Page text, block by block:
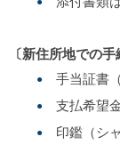
〔新住所地での
手当証書
支払希望
印鑑（シ